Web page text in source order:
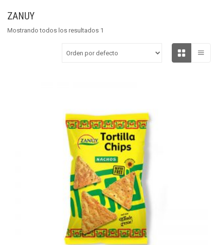
ZANUY
Mostrando todos los resultados 1